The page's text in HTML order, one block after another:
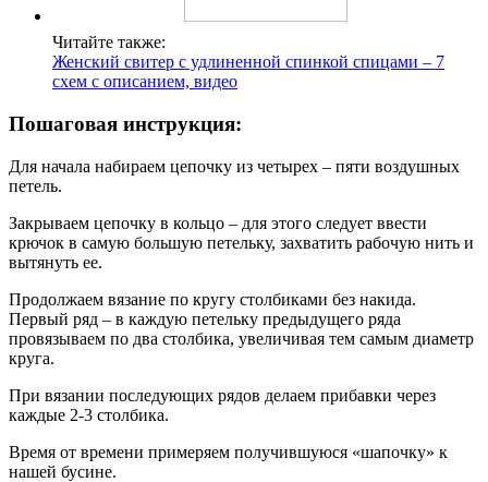
Читайте также:
Женский свитер с удлиненной спинкой спицами – 7
схем с описанием, видео
Пошаговая инструкция:
Для начала набираем цепочку из четырех – пяти воздушных
петель.
Закрываем цепочку в кольцо – для этого следует ввести
крючок в самую большую петельку, захватить рабочую нить и
вытянуть ее.
Продолжаем вязание по кругу столбиками без накида.
Первый ряд – в каждую петельку предыдущего ряда
провязываем по два столбика, увеличивая тем самым диаметр
круга.
При вязании последующих рядов делаем прибавки через
каждые 2-3 столбика.
Время от времени примеряем получившуюся «шапочку» к
нашей бусине.